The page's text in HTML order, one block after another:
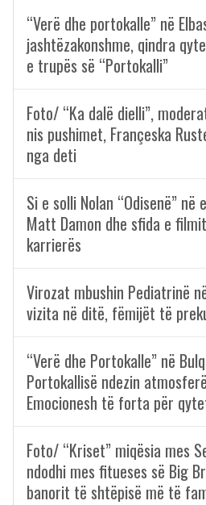
“Verë dhe portokalle” në
jashtëzakonshme, qindra
e trupës së “Portokalli”
Foto/ “Ka dalë dielli”,
nis pushimet, Françeska
nga deti
Si e solli Nolan “Odisenë” në
Matt Damon dhe sfida e
karrierës
Virozat mbushin Pediatrinë
vizita në ditë, fëmijët të
“Verë dhe Portokalle” në
Portokallisë ndezin
Emocionesh të forta për
Foto/ “Kriset” miqësia mes
ndodhi mes fitueses së Big
banorit të shtëpisë më të